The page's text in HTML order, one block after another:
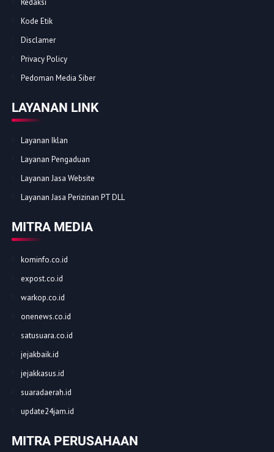
Redaksi
Kode Etik
Disclamer
Privacy Policy
Pedoman Media Siber
LAYANAN LINK
Layanan Iklan
Layanan Pengaduan
Layanan Jasa Website
Layanan Jasa Perizinan PT DLL
MITRA MEDIA
kominfo.co.id
expost.co.id
warkop.co.id
onenews.co.id
satusuara.co.id
jejakbaik.id
jejakkasus.id
suaradaerah.id
update24jam.id
MITRA PERUSAHAAN